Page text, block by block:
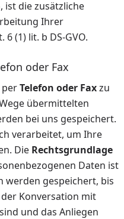
ist die zusätzliche
Ihrer
(1) lit. b DS-GVO.
oder Fax
perTelefon oder Faxzu
übermittelten
bei uns gespeichert.
verarbeitet, um Ihre
Die Rechtsgrundlage
Daten ist
werden gespeichert, bis
Konversation mit
und das Anliegen